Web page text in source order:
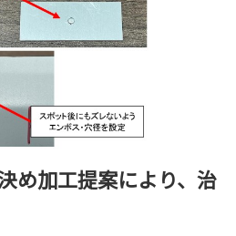
め加工提案により、治